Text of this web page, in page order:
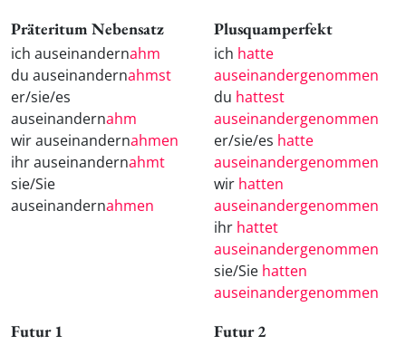
Präteritum Nebensatz
ich auseinandernahm
du auseinandernahmst
er/sie/es
auseinandernahm
wir auseinandernahmen
ihr auseinandernahmt
sie/Sie
auseinandernahmen
Plusquamperfekt
ich hatte
auseinandergenommen
du hattest
auseinandergenommen
er/sie/es hatte
auseinandergenommen
wir hatten
auseinandergenommen
ihr hattet
auseinandergenommen
sie/Sie hatten
auseinandergenommen
Futur 1 Futur 2